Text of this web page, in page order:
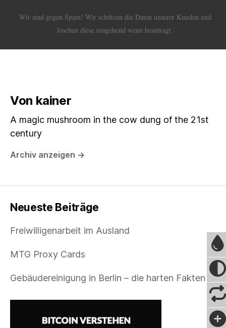
Wir sind gegen Spam! Wir schützen die Daten unserer Kunden und
löschen diese umgehend wenn beantragt.
Von kainer
A magic mushroom in the cow dung of the 21st
century
Archiv anzeigen →
Neueste Beiträge
Freiwilligenarbeit im Ausland
MTG Proxy Cards
Gebäudereinigung in Berlin – die harten Fakten